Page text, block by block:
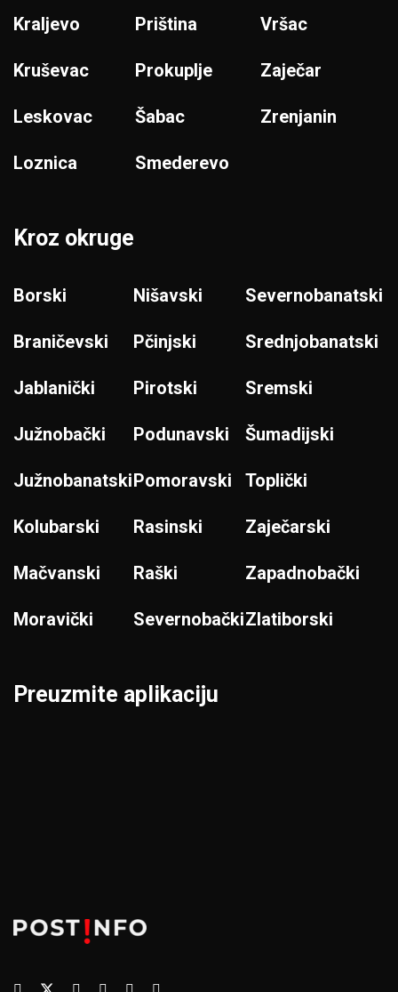
Kraljevo
Kruševac
Leskovac
Loznica
Priština
Prokuplje
Šabac
Smederevo
Vršac
Zaječar
Zrenjanin
Kroz okruge
Borski
Braničevski
Jablanički
Južnobački
Južnobanatski
Kolubarski
Mačvanski
Moravički
Nišavski
Pčinjski
Pirotski
Podunavski
Pomoravski
Rasinski
Raški
Severnobački
Severnobanatski
Srednjobanatski
Sremski
Šumadijski
Toplički
Zaječarski
Zapadnobački
Zlatiborski
Preuzmite aplikaciju